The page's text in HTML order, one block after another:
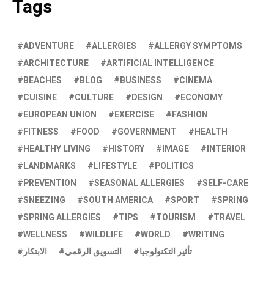
Tags
ADVENTURE ALLERGIES
ALLERGY SYMPTOMS
ARCHITECTURE
ARTIFICIAL INTELLIGENCE
BEACHES
BLOG BUSINESS
CINEMA
CUISINE
CULTURE DESIGN
ECONOMY
EUROPEAN UNION
EXERCISE
FASHION
FITNESS
FOOD GOVERNMENT
HEALTH
HEALTHY LIVING
HISTORY IMAGE
INTERIOR
LANDMARKS
LIFESTYLE
POLITICS
PREVENTION
SEASONAL ALLERGIES
SELF-CARE
SNEEZING
SOUTH AMERICA SPORT
SPRING
SPRING ALLERGIES
TIPS TOURISM
TRAVEL
WELLNESS
WILDLIFE WORLD
WRITING
الابتكار
التسويق الرقمي تأثير التكنولوجيا